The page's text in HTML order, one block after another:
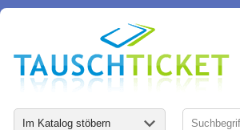
Im Katalog stöbern